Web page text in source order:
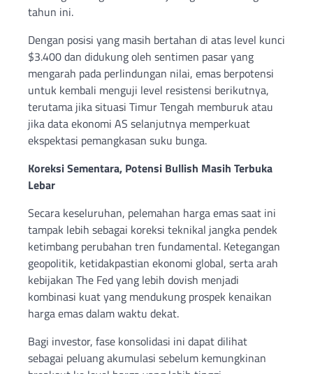
tahun ini.
Dengan posisi yang masih bertahan di atas level kunci
$3.400 dan didukung oleh sentimen pasar yang
mengarah pada perlindungan nilai, emas berpotensi
untuk kembali menguji level resistensi berikutnya,
terutama jika situasi Timur Tengah memburuk atau
jika data ekonomi AS selanjutnya memperkuat
ekspektasi pemangkasan suku bunga.
Koreksi Sementara, Potensi Bullish Masih Terbuka
Lebar
Secara keseluruhan, pelemahan harga emas saat ini
tampak lebih sebagai koreksi teknikal jangka pendek
ketimbang perubahan tren fundamental. Ketegangan
geopolitik, ketidakpastian ekonomi global, serta arah
kebijakan The Fed yang lebih dovish menjadi
kombinasi kuat yang mendukung prospek kenaikan
harga emas dalam waktu dekat.
Bagi investor, fase konsolidasi ini dapat dilihat
sebagai peluang akumulasi sebelum kemungkinan